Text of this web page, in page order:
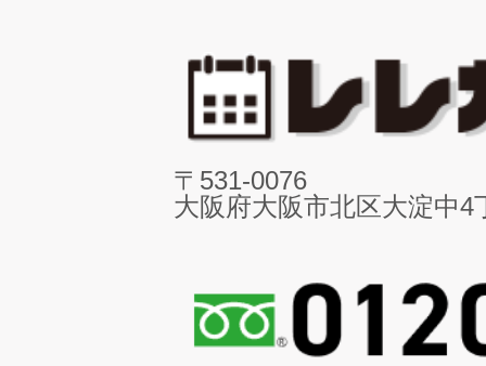
〒531-0076
大阪府大阪市北区大淀中4